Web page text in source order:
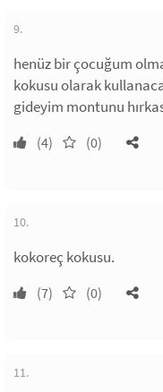
9.
henüz bir çocuğum
kokusu olarak
gideyim montunu
(4) (0)
10.
kokoreç kokusu.
(7) (0)
11.